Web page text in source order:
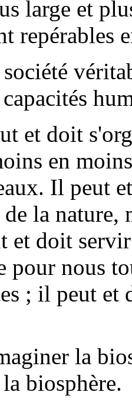
large et
repérables
et doit
en
Il peut
la nature,
et doit
pour nous
; il peut et
la
biosphère.